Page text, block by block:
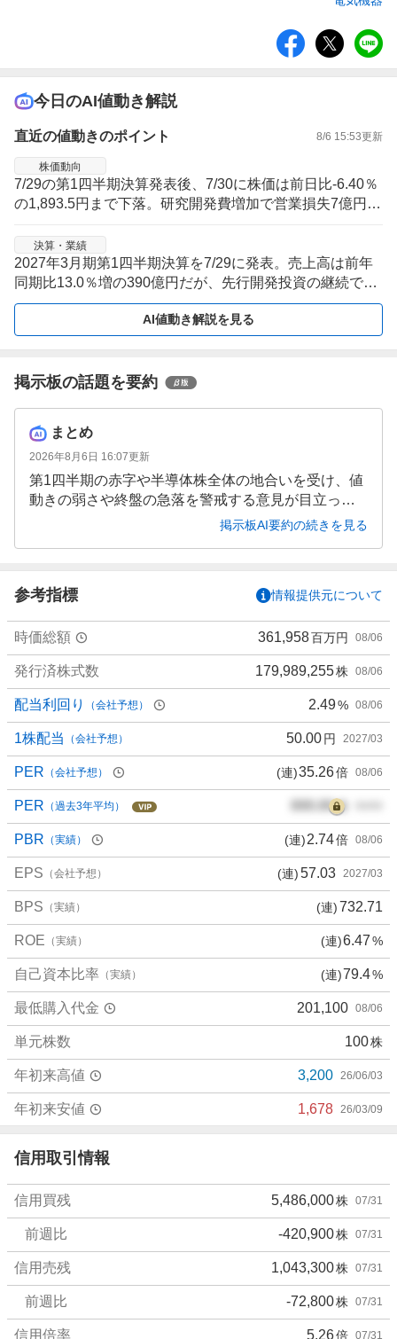
ア
今日のAI値動き解説
直近の値動きのポイント 8/6 15:53更新
株価動向
7/29の第1四半期決算発表後、7/30に株価は前日比-6.40％
の1,893.5円まで下落。研究開発費増加で営業損失7億円・
値幅拡大局面が続く。
決算・業績
2027年3月期第1四半期決算を7/29に発表。売上高は前年
同期比13.0％増の390億円だが、先行開発投資の継続で赤
字転落し、増収と収益悪化が同時に出た内容となった。
AI値動き解説を見る
掲示板の話題を要約
まとめ
2026年8月6日 16:07更新
第1四半期の赤字や半導体株全体の地合いを受け、値
動きの弱さや終盤の急落を警戒する意見が目立って
掲示板AI要約の続きを見る
参考指標 情報提供元について
時価総額 361,958百万円 08/06
発行済株式数 179,989,255株 08/06
配当利回り （会社予想） 2.49% 08/06
1株配当 （会社予想） 50.00円 2027/03
PER （会社予想） (連)35.26倍 08/06
PER （過去3年平均） 000.00倍
PBR （実績） (連)2.74倍 08/06
EPS （会社予想） (連)57.03 2027/03
BPS （実績） (連)732.71
ROE （実績） (連)6.47%
自己資本比率 （実績） (連)79.4%
最低購入代金 201,100 08/06
単元株数 100株
年初来高値 3,200 26/06/03
年初来安値 1,678 26/03/09
信用取引情報
信用買残 5,486,000株 07/31
前週比 -420,900株 07/31
信用売残 1,043,300株 07/31
前週比 -72,800株 07/31
信用倍率 5.26倍 07/31